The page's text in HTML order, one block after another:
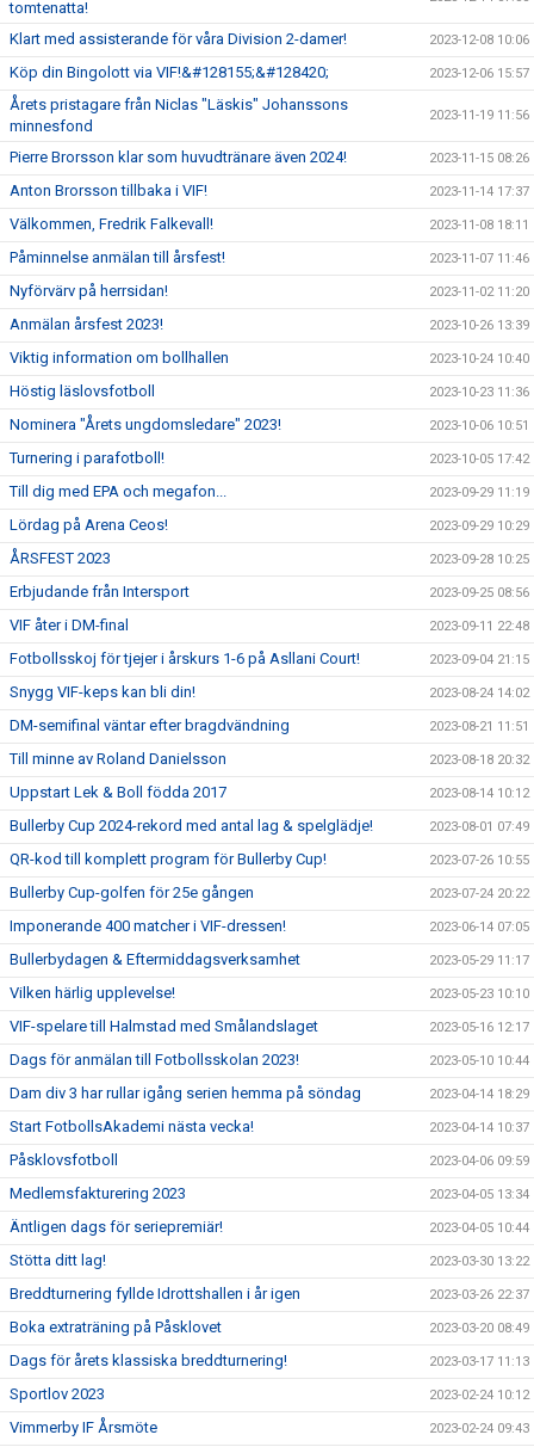
tomtenatta!
Klart med assisterande för våra Division 2-damer! 2023-12-08 10:06
Köp din Bingolott via VIF!&#128155;&#128420; 2023-12-06 15:57
Årets pristagare från Niclas "Läskis" Johanssons
minnesfond
2023-11-19 11:56
Pierre Brorsson klar som huvudtränare även 2024! 2023-11-15 08:26
Anton Brorsson tillbaka i VIF! 2023-11-14 17:37
Välkommen, Fredrik Falkevall! 2023-11-08 18:11
Påminnelse anmälan till årsfest! 2023-11-07 11:46
Nyförvärv på herrsidan! 2023-11-02 11:20
Anmälan årsfest 2023! 2023-10-26 13:39
Viktig information om bollhallen 2023-10-24 10:40
Höstig läslovsfotboll 2023-10-23 11:36
Nominera "Årets ungdomsledare" 2023! 2023-10-06 10:51
Turnering i parafotboll! 2023-10-05 17:42
Till dig med EPA och megafon... 2023-09-29 11:19
Lördag på Arena Ceos! 2023-09-29 10:29
ÅRSFEST 2023 2023-09-28 10:25
Erbjudande från Intersport 2023-09-25 08:56
VIF åter i DM-final 2023-09-11 22:48
Fotbollsskoj för tjejer i årskurs 1-6 på Asllani Court! 2023-09-04 21:15
Snygg VIF-keps kan bli din! 2023-08-24 14:02
DM-semifinal väntar efter bragdvändning 2023-08-21 11:51
Till minne av Roland Danielsson 2023-08-18 20:32
Uppstart Lek & Boll födda 2017 2023-08-14 10:12
Bullerby Cup 2024-rekord med antal lag & spelglädje! 2023-08-01 07:49
QR-kod till komplett program för Bullerby Cup! 2023-07-26 10:55
Bullerby Cup-golfen för 25e gången 2023-07-24 20:22
Imponerande 400 matcher i VIF-dressen! 2023-06-14 07:05
Bullerbydagen & Eftermiddagsverksamhet 2023-05-29 11:17
Vilken härlig upplevelse! 2023-05-23 10:10
VIF-spelare till Halmstad med Smålandslaget 2023-05-16 12:17
Dags för anmälan till Fotbollsskolan 2023! 2023-05-10 10:44
Dam div 3 har rullar igång serien hemma på söndag 2023-04-14 18:29
Start FotbollsAkademi nästa vecka! 2023-04-14 10:37
Påsklovsfotboll 2023-04-06 09:59
Medlemsfakturering 2023 2023-04-05 13:34
Äntligen dags för seriepremiär! 2023-04-05 10:44
Stötta ditt lag! 2023-03-30 13:22
Breddturnering fyllde Idrottshallen i år igen 2023-03-26 22:37
Boka extraträning på Påsklovet 2023-03-20 08:49
Dags för årets klassiska breddturnering! 2023-03-17 11:13
Sportlov 2023 2023-02-24 10:12
Vimmerby IF Årsmöte 2023-02-24 09:43